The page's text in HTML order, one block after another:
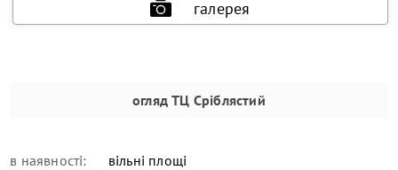
галерея
огляд ТЦ Сріблястий
в наявності: вільні площі